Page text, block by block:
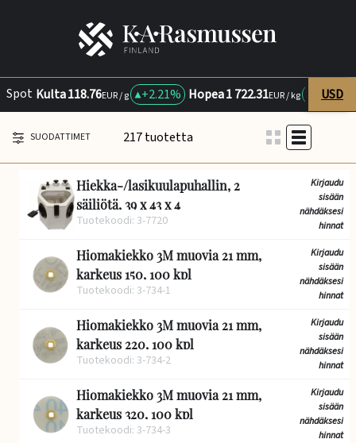
Spot Kulta118.76EUR / g +2.21% Hopea1 722.31EUR / kg 0.04%
USD
SUODATTIMET 217 tuotetta
Hiekka-/lasikuulapuhallin, 2
säiliötä, 39 x 43 x 4
Tuotekoodi: 3-7720
Kirjaudu
sisään
nähdäksesi
hinnat
Hiomakiekko 3M muovia 21 mm,
karkeus 150, 100 kpl
Tuotekoodi: 3-734-1
Kirjaudu
sisään
nähdäksesi
hinnat
Hiomakiekko 3M muovia 21 mm,
karkeus 220, 100 kpl
Tuotekoodi: 3-734-2
Kirjaudu
sisään
nähdäksesi
hinnat
Hiomakiekko 3M muovia 21 mm,
karkeus 320, 100 kpl
Tuotekoodi: 3-734-3
Kirjaudu
sisään
nähdäksesi
hinnat